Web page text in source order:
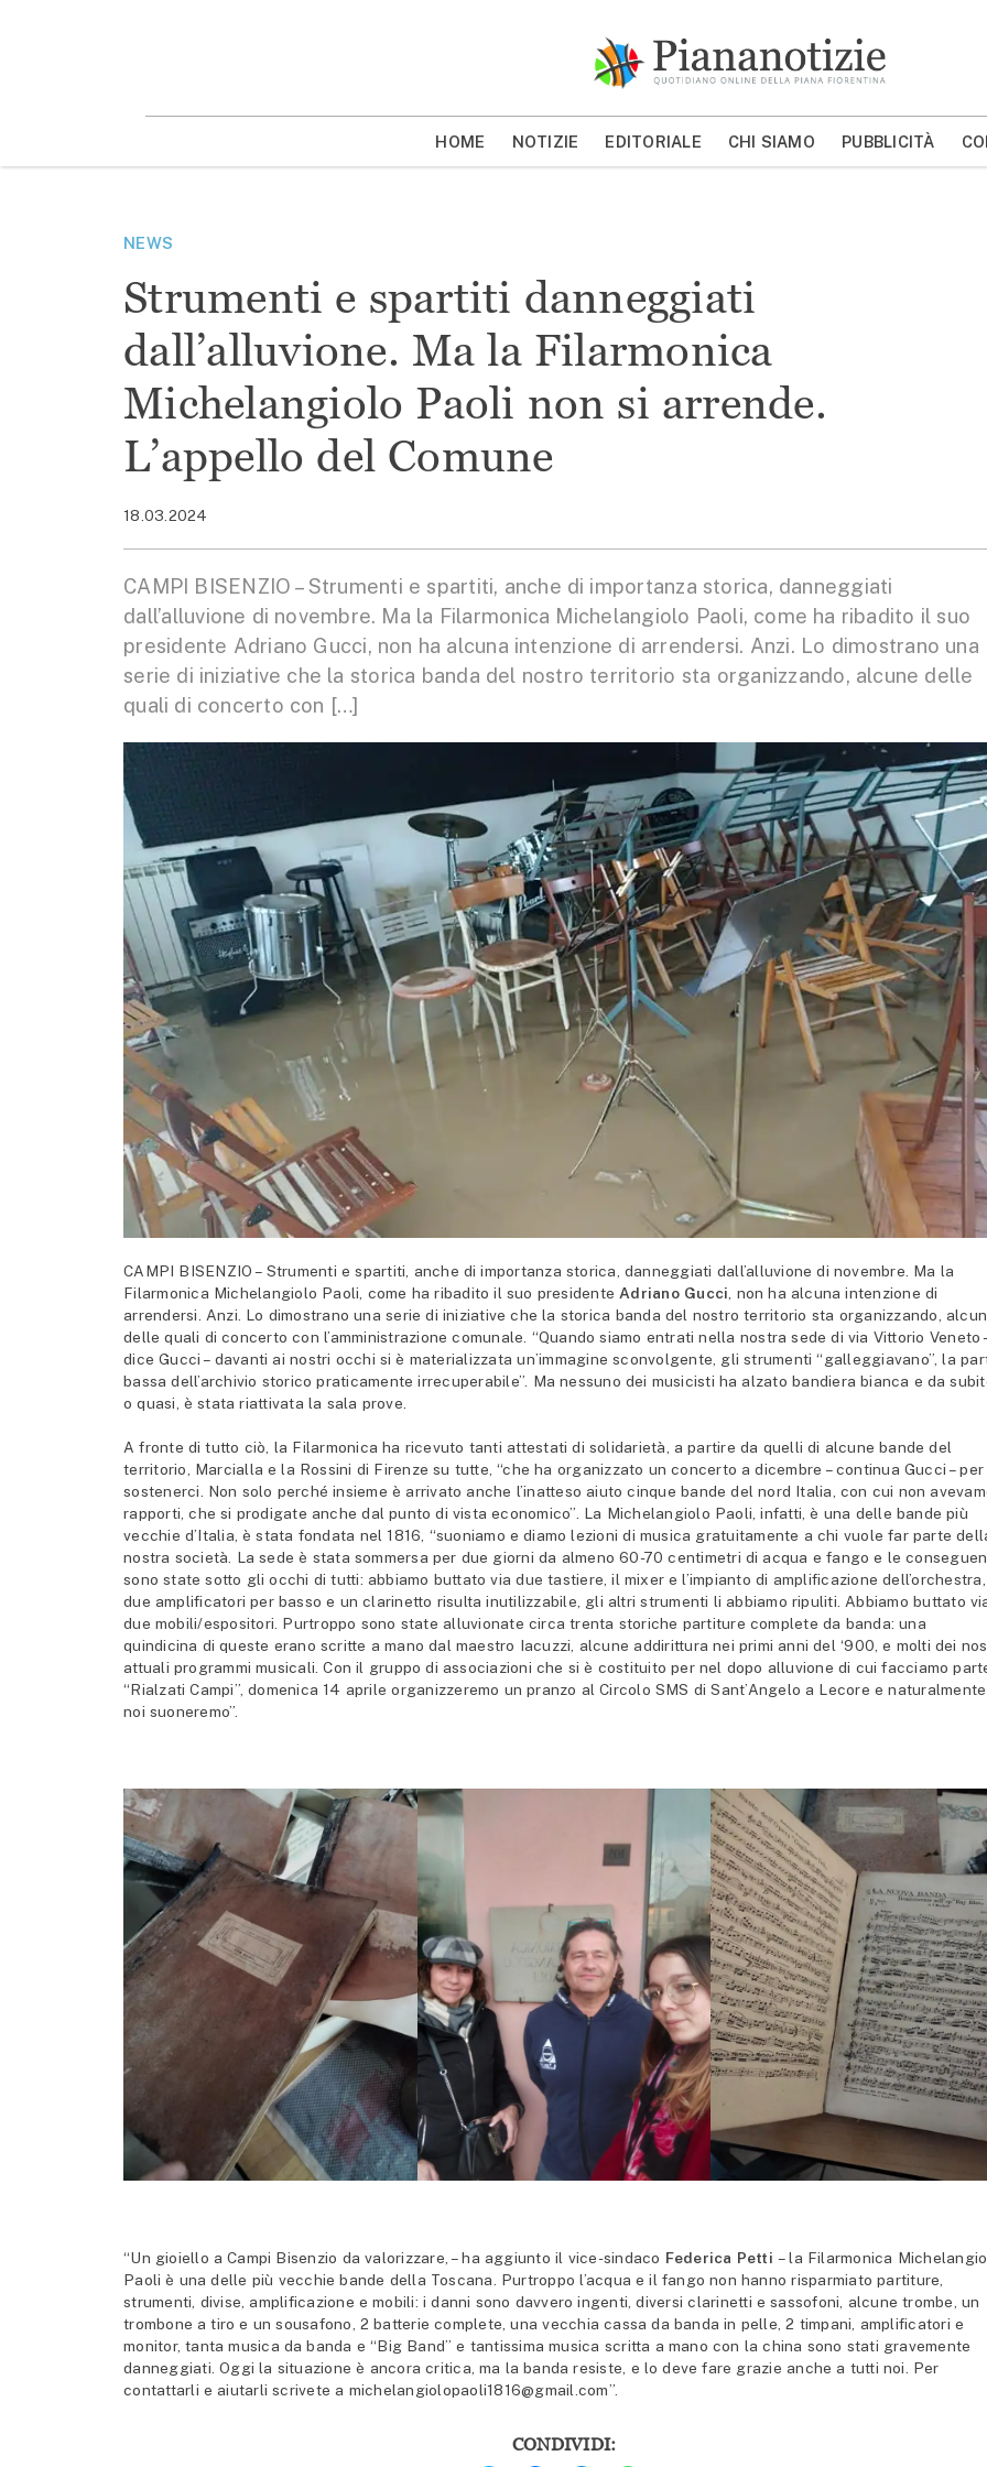
MOSTRA/NASCONDI CERCA
HOME NOTIZIE EDITORIALE CHI SIAMO PUBBLICITÀ
NEWS
Strumenti e spartiti danneggiati
dall’alluvione. Ma la Filarmonica
Michelangiolo Paoli non si arrende.
L’appello del Comune
18.03.2024
CAMPI BISENZIO – Strumenti e spartiti, anche di importanza storica, danneggiati
dall’alluvione di novembre. Ma la Filarmonica Michelangiolo Paoli, come ha ribadito il suo
presidente Adriano Gucci, non ha alcuna intenzione di arrendersi. Anzi. Lo dimostrano una
serie di iniziative che la storica banda del nostro territorio sta organizzando, alcune delle
quali di concerto con […]
CAMPI BISENZIO – Strumenti e spartiti, anche di importanza storica, danneggiati dall’alluvione di novembre. Ma la
Filarmonica Michelangiolo Paoli, come ha ribadito il suo presidente Adriano Gucci , non ha alcuna intenzione di
arrendersi. Anzi. Lo dimostrano una serie di iniziative che la storica banda del nostro territorio sta organizzando,
delle quali di concerto con l’amministrazione comunale. “Quando siamo entrati nella nostra sede di via Vittorio Veneto
dice Gucci – davanti ai nostri occhi si è materializzata un’immagine sconvolgente, gli strumenti “galleggiavano”, la
bassa dell’archivio storico praticamente irrecuperabile”. Ma nessuno dei musicisti ha alzato bandiera bianca e da
o quasi, è stata riattivata la sala prove.
A fronte di tutto ciò, la Filarmonica ha ricevuto tanti attestati di solidarietà, a partire da quelli di alcune bande del
territorio, Marcialla e la Rossini di Firenze su tutte, “che ha organizzato un concerto a dicembre – continua Gucci – per
sostenerci. Non solo perché insieme è arrivato anche l’inatteso aiuto cinque bande del nord Italia, con cui non
rapporti, che si prodigate anche dal punto di vista economico”. La Michelangiolo Paoli, infatti, è una delle bande più
vecchie d’Italia, è stata fondata nel 1816, “suoniamo e diamo lezioni di musica gratuitamente a chi vuole far parte
nostra società. La sede è stata sommersa per due giorni da almeno 60-70 centimetri di acqua e fango e le
sono state sotto gli occhi di tutti: abbiamo buttato via due tastiere, il mixer e l’impianto di amplificazione dell’orchestra,
due amplificatori per basso e un clarinetto risulta inutilizzabile, gli altri strumenti li abbiamo ripuliti. Abbiamo buttato
due mobili/espositori. Purtroppo sono state alluvionate circa trenta storiche partiture complete da banda: una
quindicina di queste erano scritte a mano dal maestro Iacuzzi, alcune addirittura nei primi anni del ‘900, e molti dei
attuali programmi musicali. Con il gruppo di associazioni che si è costituito per nel dopo alluvione di cui facciamo
“Rialzati Campi”, domenica 14 aprile organizzeremo un pranzo al Circolo SMS di Sant’Angelo a Lecore e naturalmente
noi suoneremo”.
“Un gioiello a Campi Bisenzio da valorizzare, – ha aggiunto il vice-sindaco Federica Petti – la Filarmonica
Paoli è una delle più vecchie bande della Toscana. Purtroppo l’acqua e il fango non hanno risparmiato partiture,
strumenti, divise, amplificazione e mobili: i danni sono davvero ingenti, diversi clarinetti e sassofoni, alcune trombe, un
trombone a tiro e un sousafono, 2 batterie complete, una vecchia cassa da banda in pelle, 2 timpani, amplificatori e
monitor, tanta musica da banda e “Big Band” e tantissima musica scritta a mano con la china sono stati gravemente
danneggiati. Oggi la situazione è ancora critica, ma la banda resiste, e lo deve fare grazie anche a tutti noi. Per
contattarli e aiutarli scrivete a michelangiolopaoli1816@gmail.com”.
CONDIVIDI: